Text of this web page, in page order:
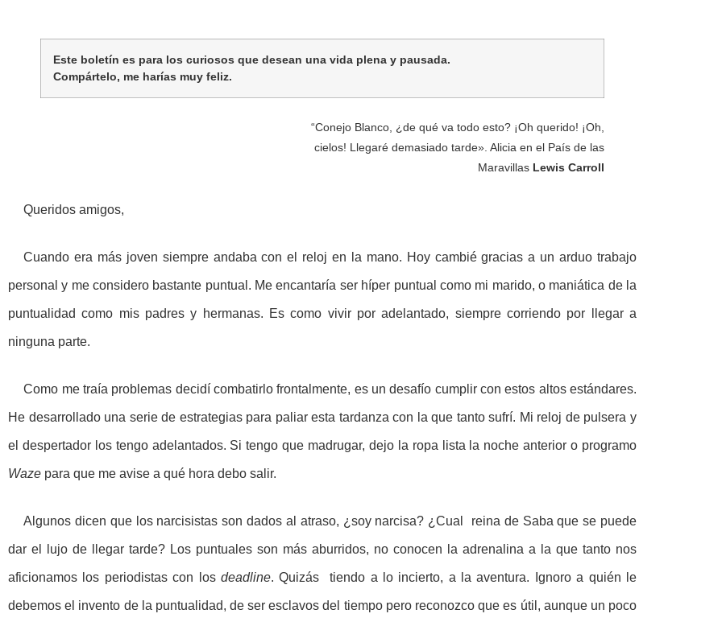
Este boletín es para los curiosos que desean una vida plena y pausada.
Compártelo, me harías muy feliz.
“Conejo Blanco, ¿de qué va todo esto? ¡Oh querido! ¡Oh,
cielos! Llegaré demasiado tarde». Alicia en el País de las
Maravillas Lewis Carroll
Queridos amigos,
Cuando era más joven siempre andaba con el reloj en la mano. Hoy cambié gracias a un arduo trabajo
personal y me considero bastante puntual. Me encantaría ser híper puntual como mi marido, o maniática de la
puntualidad como mis padres y hermanas. Es como vivir por adelantado, siempre corriendo por llegar a
ninguna parte.
Como me traía problemas decidí combatirlo frontalmente, es un desafío cumplir con estos altos estándares.
He desarrollado una serie de estrategias para paliar esta tardanza con la que tanto sufrí. Mi reloj de pulsera y
el despertador los tengo adelantados. Si tengo que madrugar, dejo la ropa lista la noche anterior o programo
Waze para que me avise a qué hora debo salir.
Algunos dicen que los narcisistas son dados al atraso, ¿soy narcisa? ¿Cual reina de Saba que se puede
dar el lujo de llegar tarde? Los puntuales son más aburridos, no conocen la adrenalina a la que tanto nos
aficionamos los periodistas con los deadline. Quizás tiendo a lo incierto, a la aventura. Ignoro a quién le
debemos el invento de la puntualidad, de ser esclavos del tiempo pero reconozco que es útil, aunque un poco